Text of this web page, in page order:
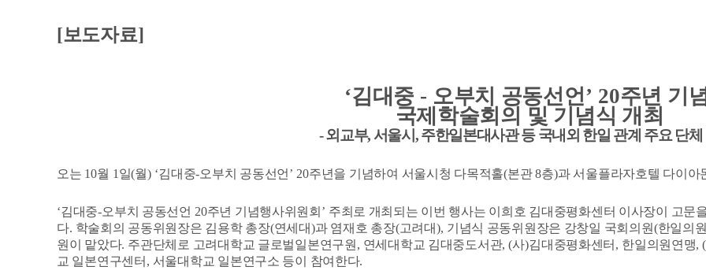
[보도자료]
‘김대중 - 오부치 공동선언’ 20주년 기
국제학술회의 및 기념식 개최
-외교부, 서울시 ,주한일본대사관 등 국내외 한일 관계 주요 단
오는 10월 1 일(월) ‘김대중-오부치 공동선언 ’ 20주년을 기념하여 서울시청 다목적홀(본관8층)과 서울플라자호텔 다이아
‘김대중-오부치 공동선언 20주년 기념행사위원회 ’ 주최로 개최되는 이번 행사는 이희호 김대중평화센터 이사장이 고문
다. 학술회의 공동위원장은 김용학 총장(연세대)과 염재호 총장(고려대), 기념식 공동위원장은 강창일 국회의원(한일의
원이 맡았다. 주관단체로 고려대학교 글로벌일본연구원 , 연세대학교 김대중도서관, (사)김대중평화센터 , 한일의원연맹, (
교 일본연구센터 , 서울대학교 일본연구소 등이 참여한다.